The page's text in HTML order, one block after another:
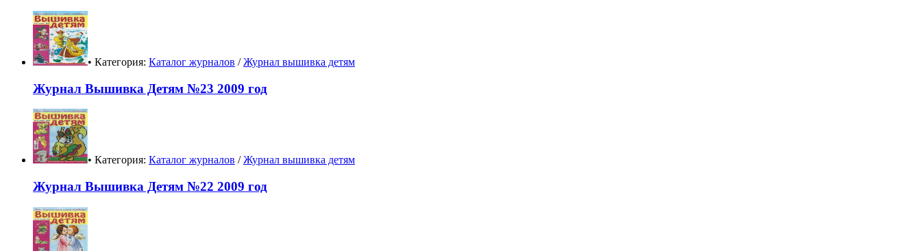
• Категория: Каталог журналов /Журнал вышивка детям
Журнал Вышивка Детям №23 2009 год
• Категория: Каталог журналов /Журнал вышивка детям
Журнал Вышивка Детям №22 2009 год